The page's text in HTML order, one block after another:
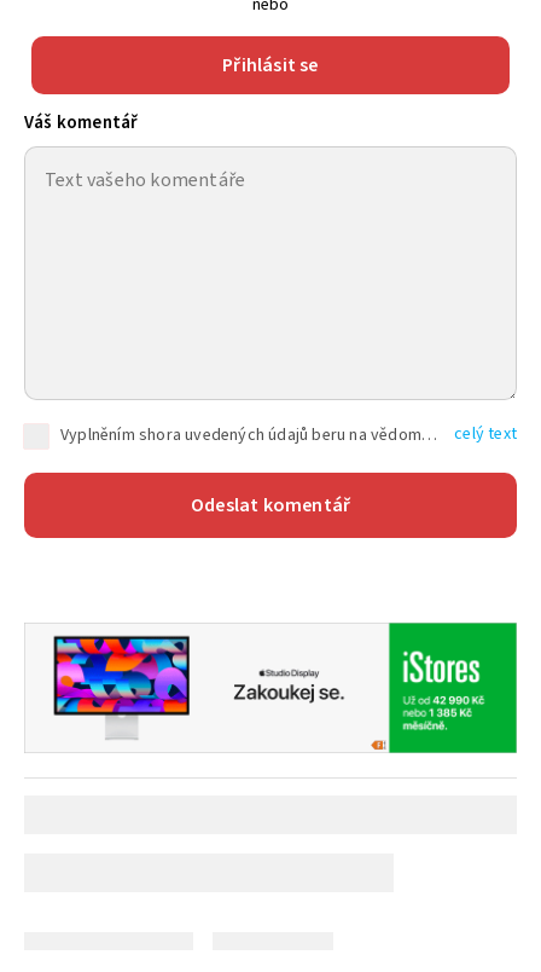
nebo
Přihlásit se
Váš komentář
Vyplněním shora uvedených údajů beru na vědomí, že společnost TEXT FACTORY s.r.o., sídlem Brno, Durďákova 336/29, Černá Pole, PSČ: 613 00, IČ: 06157831, zapsané u Krajského soudu v Brně, oddíl C, vložka 100399, bude zpracovávat mé osobní údaje uvedené v rámci mnou vyplněného registračního formuláře na základě oprávněných zájmů TEXT FACTORY s.r.o. dle čl. 6 odst. 1 písm. f) GDPR a pro splnění právních povinností (čl. 6 odst. 1 písm. c) GDPR), a to pro tyto účely: nezbytnost zajistit oprávnění návštěvníka webových stránek provozovaných společností TEXT FACTORY s.r.o. přispívat aktivně ke zveřejněným článkům nebo v rámci diskusních fór a výkon práv TEXT FACTORY s.r.o. jako administrátora těchto diskusních fór. Více informací o zpracování osobních údajů a právech lze nalézt v celý text